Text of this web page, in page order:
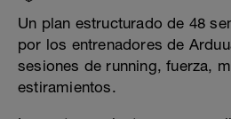
Un plan estructurado de 48
por los entrenadores de
sesiones de running, fuerza,
estiramientos.